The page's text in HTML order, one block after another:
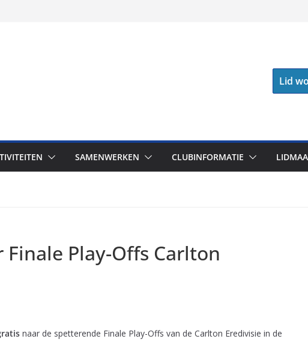
Lid
SAMENWERKEN CLUBINFORMATIE
Play-Offs Carlton
naar de spetterende Finale Play-Offs van de Carlton Eredivisie in de